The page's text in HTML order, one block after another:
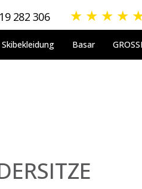
282 306 ★ ★ ★ ★
Skibekleidung Basar